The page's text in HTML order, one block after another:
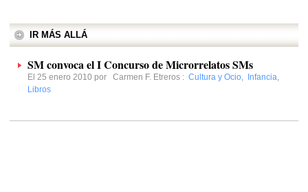
IR MÁS ALLÁ
SM convoca el I Concurso de Microrrelatos SMs
El 25 enero 2010 por Carmen F. Etreros : Cultura y Ocio, Infancia,
Libros